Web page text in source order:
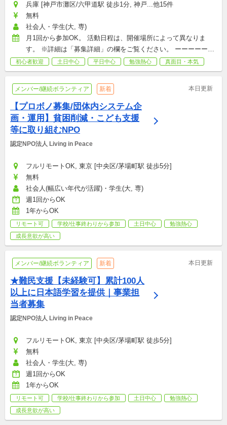
兵庫 [神戸市灘区/六甲道駅 徒歩1分, 神戸...他15件
無料
社会人・学生(大, 専)
月1回から参加OK。 活動日程は、開催場所によって異なりま
す。 ※詳細は「募集詳細」の欄をご覧ください。 ーーーーーー
ーーーー ※祝日及び年末年始（12月29日～1月3日）は活動を休
止します。
初心者歓迎 土日中心 平日中心 勉強熱心 真面目・本気
メンバー/継続ボランティア 新着 本日更新
【プロボノ募集/団体内システム企
画・運用】貧困削減・こども支援
等に取り組むNPO
認定NPO法人 Living in Peace
フルリモートOK, 東京 [中央区/茅場町駅 徒歩5分]
無料
社会人(幅広い年代が活躍)・学生(大, 専)
週1回からOK
1年からOK
リモート可 学校/仕事終わりから参加 土日中心
勉強熱心
成長意欲が高い
メンバー/継続ボランティア 新着 本日更新
★難民支援【未経験可】累計100人
以上に日本語学習を提供｜事業担
当者募集
認定NPO法人 Living in Peace
フルリモートOK, 東京 [中央区/茅場町駅 徒歩5分]
無料
社会人・学生(大, 専)
週1回からOK
1年からOK
リモート可 学校/仕事終わりから参加 土日中心
勉強熱心
成長意欲が高い